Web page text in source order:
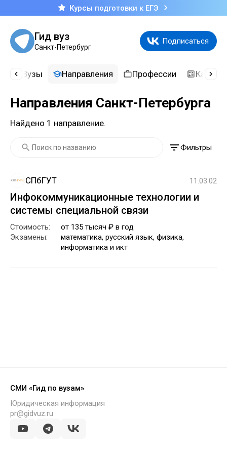
Курсы подготовки к ЕГЭ
Гид вуз
Санкт-Петербург
Подписаться
Вузы Направления Профессии
Направления Санкт-Петербурга
Найдено 1 направление.
Фильтры
СПбГУТ 11.03.02
Инфокоммуникационные технологии и
системы специальной связи
Стоимость:
от 135 тысяч ₽ в год
Экзамены:
математика, русский язык, физика,
информатика и икт
СМИ «Гид по вузам»
Юридическая информация
pr@gidvuz.ru